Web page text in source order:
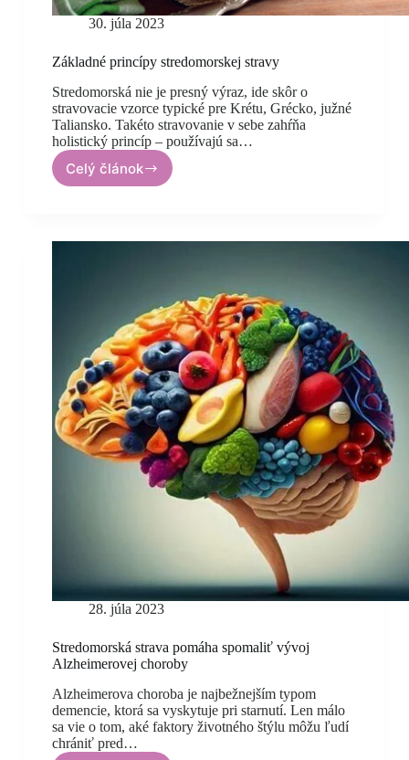
30. júla 2023
Základné princípy stredomorskej stravy
Stredomorská nie je presný výraz, ide skôr o
stravovacie vzorce typické pre Krétu, Grécko, južné
Taliansko. Takéto stravovanie v sebe zahŕňa
holistický princíp – používajú sa…
Celý článokZákladné
28. júla 2023
Stredomorská strava pomáha spomaliť vývoj
Alzheimerovej choroby
Alzheimerova choroba je najbežnejším typom
demencie, ktorá sa vyskytuje pri starnutí. Len málo
sa vie o tom, aké faktory životného štýlu môžu ľudí
chrániť pred…